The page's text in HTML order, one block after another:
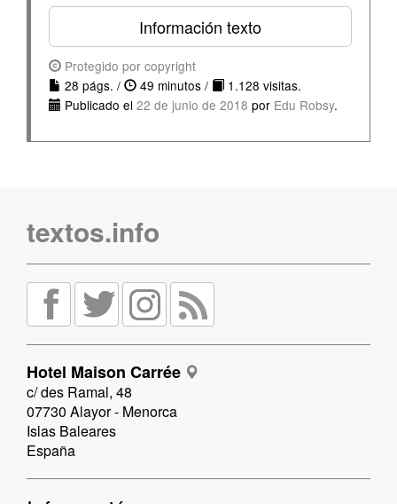
Información texto
Protegido por copyright
28 págs. /
49 minutos /
1.128 visitas.
Publicado el 22 de junio de 2018 por Edu Robsy.
textos.info
Hotel Maison Carrée
c/ des Ramal, 48
07730 Alayor - Menorca
Islas Baleares
España